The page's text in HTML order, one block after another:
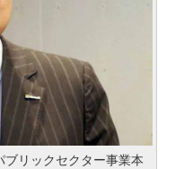
ブリックセクター事業本